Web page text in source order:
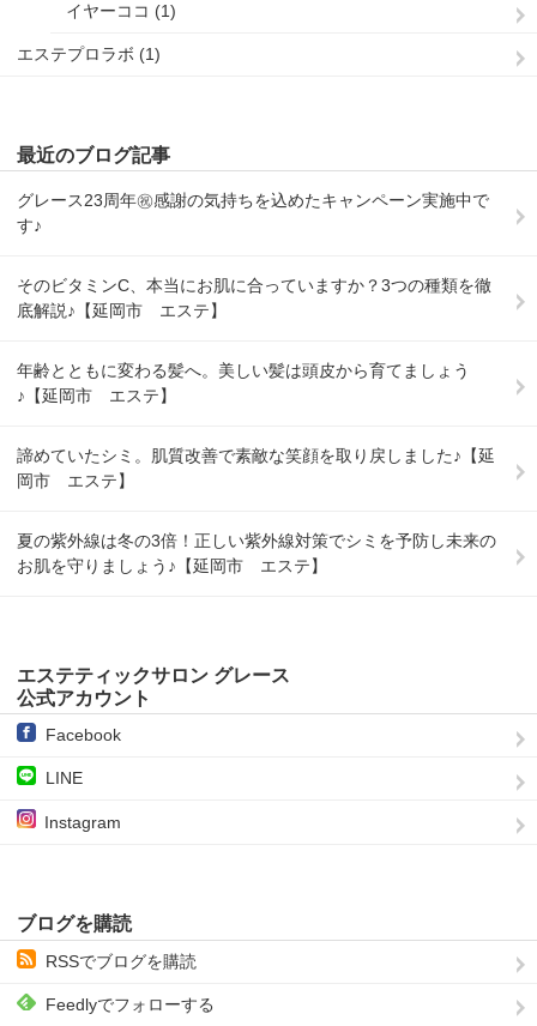
イヤーココ (1)
エステプロラボ (1)
最近のブログ記事
グレース23周年㊗感謝の気持ちを込めたキャンペーン実施中で
す♪
そのビタミンC、本当にお肌に合っていますか？3つの種類を徹
底解説♪【延岡市 エステ】
年齢とともに変わる髪へ。美しい髪は頭皮から育てましょう
♪【延岡市 エステ】
諦めていたシミ。肌質改善で素敵な笑顔を取り戻しました♪【延
岡市 エステ】
夏の紫外線は冬の3倍！正しい紫外線対策でシミを予防し未来の
お肌を守りましょう♪【延岡市 エステ】
エステティックサロン グレース
公式アカウント
Facebook
LINE
Instagram
ブログを購読
RSSでブログを購読
Feedlyでフォローする